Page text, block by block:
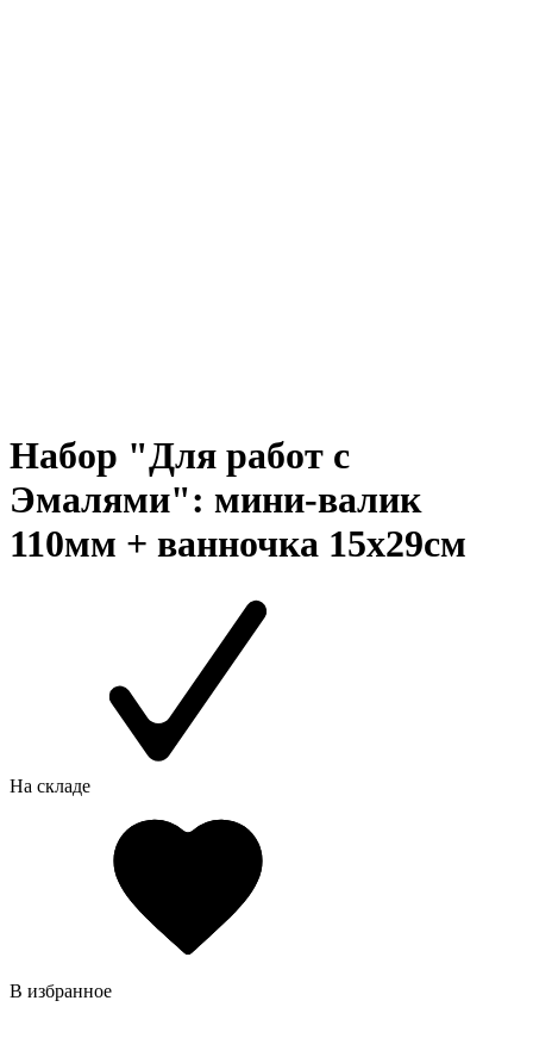
Набор "Для работ с
Эмалями": мини-валик
110мм + ванночка 15х29см
На складе
В избранное